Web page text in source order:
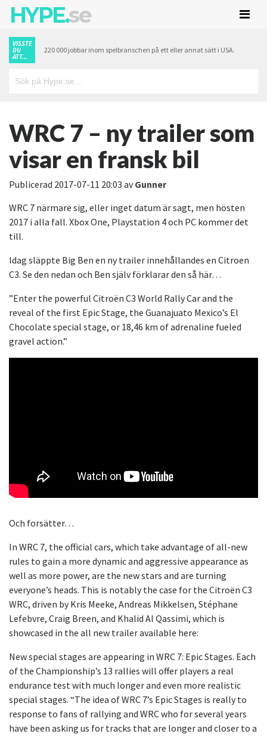
HYPE.se
VISSTE
DU
ATT...
220 000 jobbar inom spelbranschen på ett eller annat sätt i USA.
WRC 7 – ny trailer som
visar en fransk bil
Publicerad 2017-07-11 20:03 avGunner
WRC 7 närmare sig, eller inget datum är sagt, men hösten
2017 i alla fall. Xbox One, Playstation 4 och PC kommer det
till.
Idag släppte Big Ben en ny trailer innehållandes en Citroen
C3. Se den nedan och Ben själv förklarar den så här…
”Enter the powerful Citroën C3 World Rally Car and the
reveal of the first Epic Stage, the Guanajuato Mexico’s El
Chocolate special stage, or 18,46 km of adrenaline fueled
gravel action.”
Och forsätter…
In WRC 7, the official cars, which take advantage of all-new
rules to gain a more dynamic and aggressive appearance as
well as more power, are the new stars and are turning
everyone’s heads. This is notably the case for the Citroën C3
WRC, driven by Kris Meeke, Andreas Mikkelsen, Stéphane
Lefebvre, Craig Breen, and Khalid Al Qassimi, which is
showcased in the all new trailer available here:
New special stages are appearing in WRC 7: Epic Stages. Each
of the Championship’s 13 rallies will offer players a real
endurance test with much longer and even more realistic
special stages. “The idea of WRC 7’s Epic Stages is really to
response to fans of rallying and WRC who for several years
have been asking us for tracks that are longer and closer to a